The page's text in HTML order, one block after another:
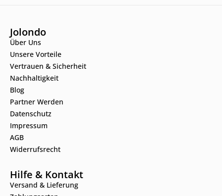
Jolondo
Über Uns
Unsere Vorteile
Vertrauen & Sicherheit
Nachhaltigkeit
Blog
Partner Werden
Datenschutz
Impressum
AGB
Widerrufsrecht
Hilfe & Kontakt
Versand & Lieferung